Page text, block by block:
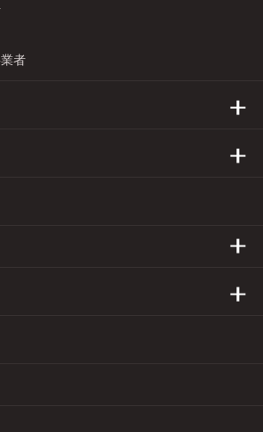
者
リー
ュー